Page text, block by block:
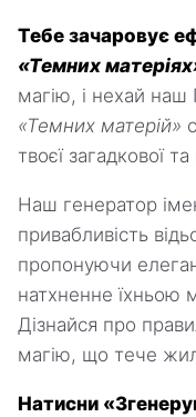
Тебе зачаровує
«Темних
магію, і нехай наш
«Темних матерій»
твоєї загадкової
Наш генератор
привабливість
пропонуючи
натхненне
Дізнайся про
магію, що тече
Натисни